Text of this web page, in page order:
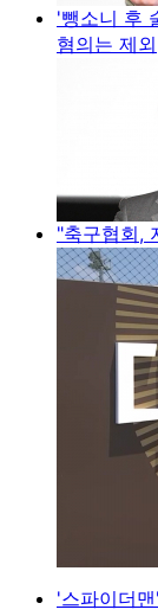
'뺑소니 후
혐의는 제외
"축구협회,
'스파이더